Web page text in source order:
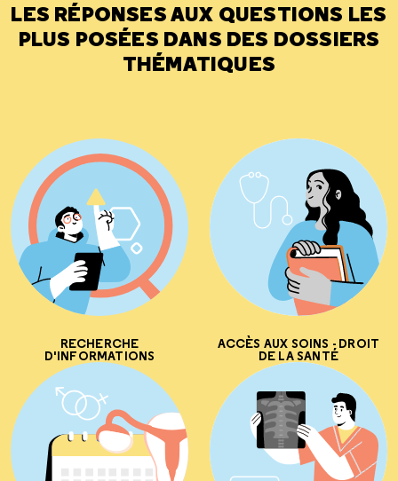
LES RÉPONSES AUX QUESTIONS LES
PLUS POSÉES DANS DES DOSSIERS
THÉMATIQUES
RECHERCHE
D'INFORMATIONS
ACCÈS AUX SOINS - DROIT
DE LA SANTÉ